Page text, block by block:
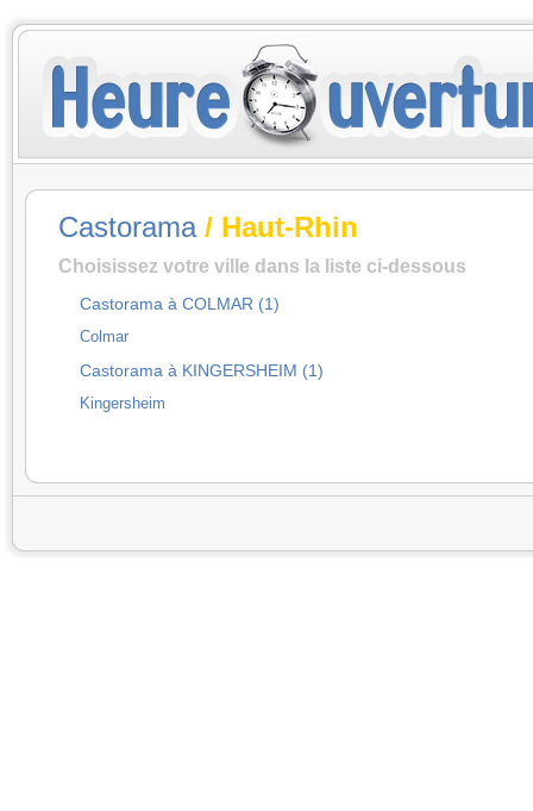
Castorama/ Haut-Rhin
Choisissez votre ville dans la liste ci-dessous
Castorama à COLMAR (1)
Colmar
Castorama à KINGERSHEIM (1)
Kingersheim